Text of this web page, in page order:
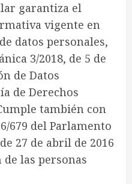
garantiza el
vigente en
datos personales,
3/2018, de 5 de
de Datos
de Derechos
también con
679 del Parlamento
27 de abril de 2016
las personas